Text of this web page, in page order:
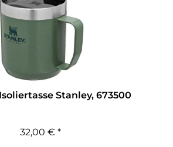
Stanley, 673500
32,00 € *